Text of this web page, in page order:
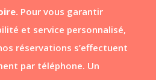
Pour vous garantir
et service personnalisé,
réservations s’effectuent
par téléphone. Un